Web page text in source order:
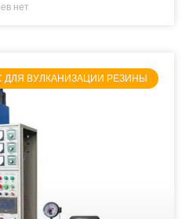
нет
ДЛЯ ВУЛКАНИЗАЦИИ РЕЗИНЫ